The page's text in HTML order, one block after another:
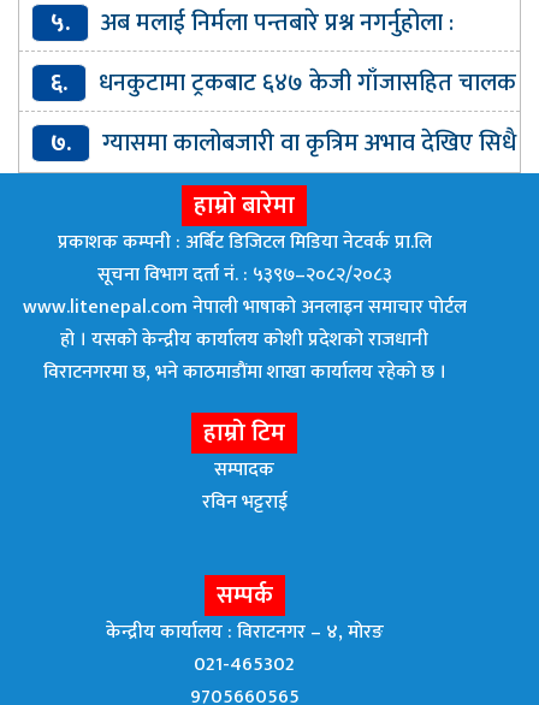
५.
अब मलाई निर्मला पन्तबारे प्रश्न नगर्नुहोला :
गृहमन्त्री गुरूङ
६.
धनकुटामा ट्रकबाट ६४७ केजी गाँजासहित चालक
र सहचालक पक्राउ
७.
ग्यासमा कालोबजारी वा कृत्रिम अभाव देखिए सिधै
उजुरी गर्न आग्रह
हाम्रो बारेमा
प्रकाशक कम्पनी : अर्बिट डिजिटल मिडिया नेटवर्क प्रा.लि
सूचना विभाग दर्ता नं. : ५३९७–२०८२/२०८३
www.litenepal.com नेपाली भाषाको अनलाइन समाचार पोर्टल
हो । यसको केन्द्रीय कार्यालय कोशी प्रदेशको राजधानी
विराटनगरमा छ, भने काठमाडाैंमा शाखा कार्यालय रहेकाे छ ।
हाम्रो टिम
सम्पादक
रविन भट्टराई
सम्पर्क
केन्द्रीय कार्यालय : विराटनगर – ४, मोरङ
021-465302
9705660565